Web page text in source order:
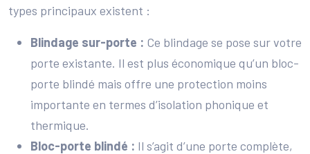
types principaux existent :
Blindage sur-porte : Ce blindage se pose sur votre
porte existante. Il est plus économique qu’un bloc-
porte blindé mais offre une protection moins
importante en termes d’isolation phonique et
thermique.
Bloc-porte blindé : Il s’agit d’une porte complète,